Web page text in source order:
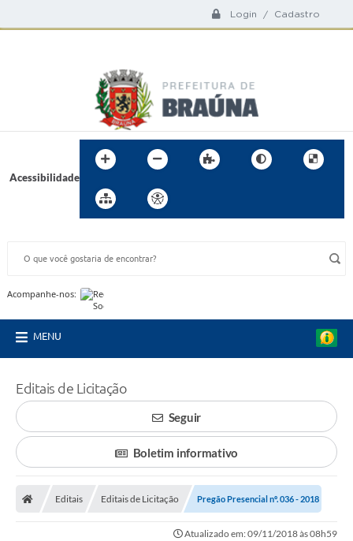
Login / Cadastro
Acessibilidade
Acompanhe-nos:
MENU
Editais de Licitação
Seguir
Boletim informativo
Editais Editais de Licitação Pregão Presencial nº. 036 - 2018
Atualizado em: 09/11/2018 às 08h59